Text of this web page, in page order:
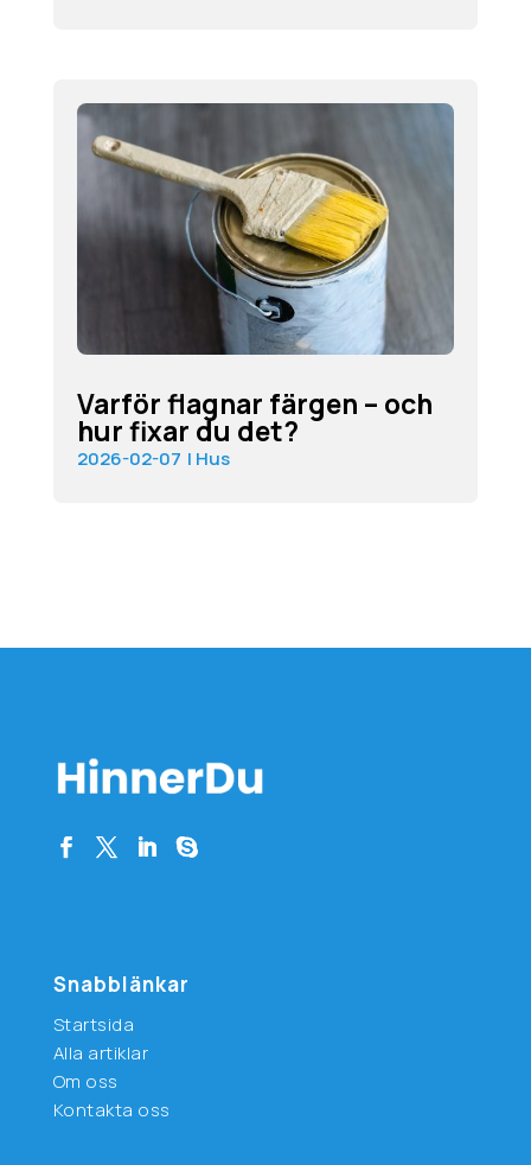
Varför flagnar färgen – och
hur fixar du det?
2026-02-07 | Hus
Snabblänkar
Startsida
Alla artiklar
Om oss
Kontakta oss